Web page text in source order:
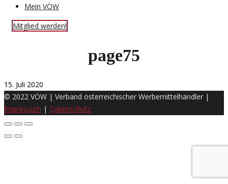
Mein VÖW
Mitglied werden!
page75
15. Juli 2020
© 2022 VÖW | Verband österreichischer Werbemittelhändler |
Impressum | Datenschutz